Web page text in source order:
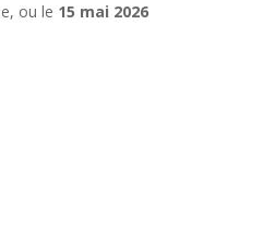
ou le 15 mai 2026